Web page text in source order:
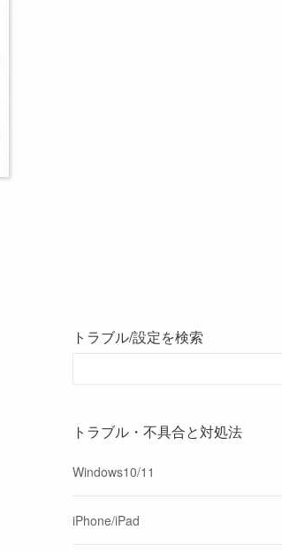
トラブル/設定を検索
トラブル・不具合と対処法
Windows10/11
iPhone/iPad